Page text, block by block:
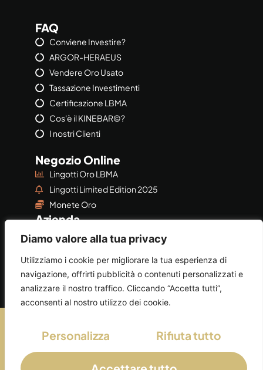
Diamo valore alla tua privacy
Utilizziamo i cookie per migliorare la tua esperienza di
navigazione, offrirti pubblicità o contenuti personalizzati e
analizzare il nostro traffico. Cliccando “Accetta tutti”,
acconsenti al nostro utilizzo dei cookie.
Personalizza Rifiuta tutto
FAQ
Conviene Investire?
ARGOR-HERAEUS
Vendere Oro Usato
Tassazione Investimenti
Certificazione LBMA
Cos'è il KINEBAR©?
I nostri Clienti
Negozio Online
Lingotti Oro LBMA
Lingotti Limited Edition 2025
Monete Oro
Azienda
Azienda
Azienda iscritta al n.OPO526Elenco Operatori
professionali in Oro dell'OAM